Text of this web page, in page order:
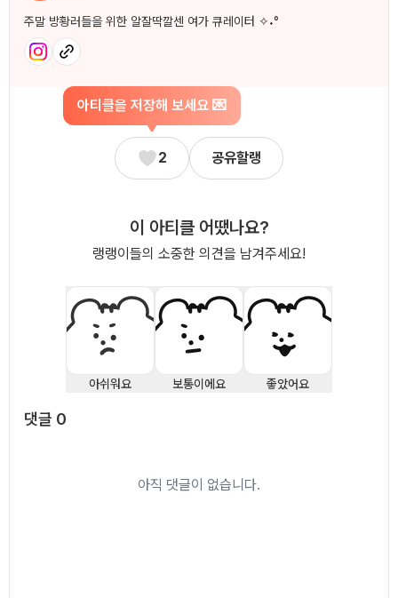
주말 방황러들을 위한 알잘딱깔센 여가 큐레이터 ✧˖°
아티클을 저장해 보세요 💌
2 공유할랭
이 아티클 어땠나요?
랭랭이들의 소중한 의견을 남겨주세요!
아쉬워요 보통이에요 좋았어요
댓글 0
아직 댓글이 없습니다.